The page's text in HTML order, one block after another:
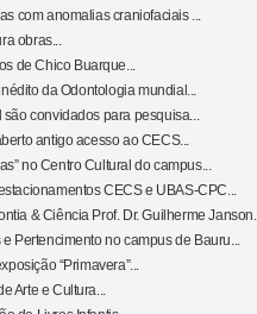
com anomalias craniofaciais ...
obras...
de Chico Buarque...
da Odontologia mundial...
convidados para pesquisa...
antigo acesso ao CECS...
no Centro Cultural do campus...
CECS e UBAS-CPC...
& Ciência Prof. Dr. Guilherme Janson...
Pertencimento no campus de Bauru...
“Primavera”...
Arte e Cultura...